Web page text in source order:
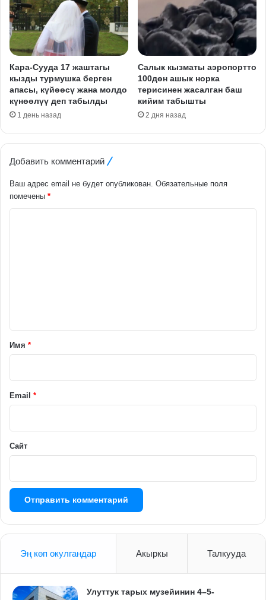
Кара-Сууда 17 жаштагы
кызды турмушка берген
апасы, күйөөсү жана молдо
күнөөлүү деп табылды
1 день назад
Салык кызматы аэропортто
100дөн ашык норка
терисинен жасалган баш
кийим табышты
2 дня назад
Добавить комментарий
Ваш адрес email не будет опубликован. Обязательные поля
помечены *
а
й
Имя *
Email *
Сайт
Эң көп окулгандар Акыркы Талкууда
Улуттук тарых музейинин 4–5-